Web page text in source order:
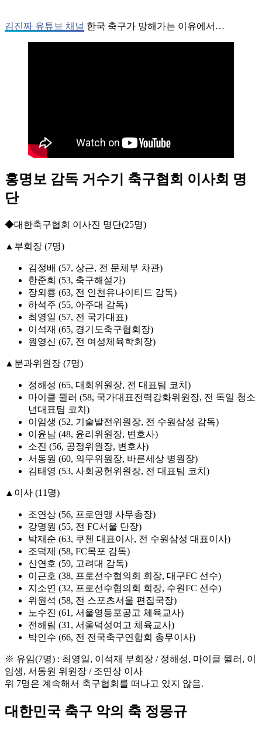
김진짜 유튜브 채널 한국 축구가 망해가는 이유에서…
홍명보 감독 거수기 축구협회 이사회 명
단
◆대한축구협회 이사진 명단(25명)
▲부회장 (7명)
김정배 (57, 상근, 전 문체부 차관)
한준희 (53, 축구해설가)
장외룡 (63, 전 인천유나이티드 감독)
하석주 (55, 아주대 감독)
최영일 (57, 전 국가대표)
이석재 (65, 경기도축구협회장)
원영신 (67, 전 여성체육학회장)
▲분과위원장 (7명)
정해성 (65, 대회위원장, 전 대표팀 코치)
마이클 뮐러 (58, 국가대표전력강화위원장, 전 독일 청소
년대표팀 코치)
이임생 (52, 기술발전위원장, 전 수원삼성 감독)
이윤남 (48, 윤리위원장, 변호사)
소진 (56, 공정위원장, 변호사)
서동원 (60, 의무위원장, 바른세상 병원장)
김태영 (53, 사회공헌위원장, 전 대표팀 코치)
▲이사 (11명)
조연상 (56, 프로연맹 사무총장)
강명원 (55, 전 FC서울 단장)
박재순 (63, 쿠첸 대표이사, 전 수원삼성 대표이사)
조덕제 (58, FC목포 감독)
신연호 (59, 고려대 감독)
이근호 (38, 프로선수협의회 회장, 대구FC 선수)
지소연 (32, 프로선수협의회 회장, 수원FC 선수)
위원석 (58, 전 스포츠서울 편집국장)
노수진 (61, 서울영등포공고 체육교사)
전해림 (31, 서울덕성여고 체육교사)
박인수 (66, 전 전국축구연합회 총무이사)
※ 유임(7명) : 최영일, 이석재 부회장 / 정해성, 마이클 뮐러, 이
임생, 서동원 위원장 / 조연상 이사
위 7명은 계속해서 축구협회를 떠나고 있지 않음.
대한민국 축구 악의 축 정몽규